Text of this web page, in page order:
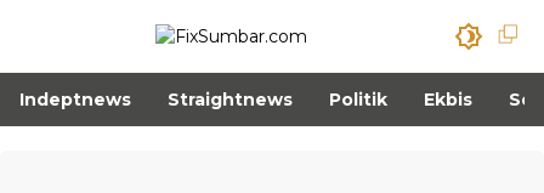
Indeptnews Straightnews Politik Ekbis